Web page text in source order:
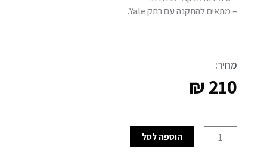
– מתאים להתקנה עם רתק Yale.
מחיר:
₪210
של
הוספה לסל